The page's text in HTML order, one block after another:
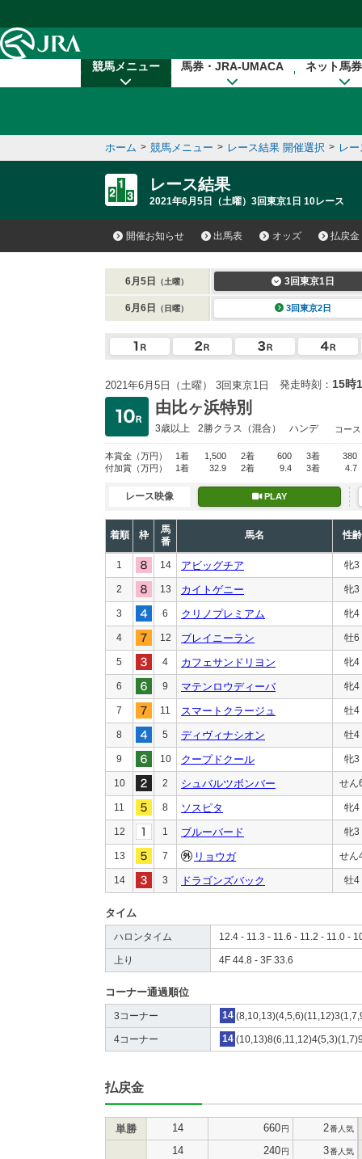
競馬メニュー 馬券・JRA-UMACA ネット馬
ホーム > 競馬メニュー > レース結果 開催選択 > レ
レース結果
2021年6月5日（土曜）3回東京1日 10レース
開催お知らせ 出馬表 オッズ 払戻金
6月5日 （土曜） 3回東京1日
6月6日 （日曜） 3回東京2日
2021年6月5日（土曜） 3回東京1日 発走時刻： 15時
由比ヶ浜特別
3歳以上 2勝クラス （混合） ハンデ コー
本賞金 （万円） 1着 1,500 2着 600 3着
380
付加賞 （万円） 1着 32.9 2着 9.4 3着 4.7
レース映像 PLAY
着順 枠
馬
番
馬名 性齢
1 14 アビッグチア 牝3
2 13 カイトゲニー 牝3
3 6 クリノプレミアム 牝4
4 12 ブレイニーラン 牡6
5 4 カフェサンドリヨン 牝4
6 9 マテンロウディーバ 牝4
7 11 スマートクラージュ 牡4
8 5 ディヴィナシオン 牡4
9 10 クープドクール 牝3
10 2 シュバルツボンバー せん
11 8 ソスピタ 牝4
12 1 ブルーバード 牝3
13 7 リョウガ せん
14 3 ドラゴンズバック 牡4
タイム
ハロンタイム 12.4 - 11.3 - 11.6 - 11.2 - 11.0 -
上り 4F 44.8 - 3F 33.6
コーナー通過順位
3コーナー 14
4コーナー 14
払戻金
単勝 14 660円 2番人気
14 240円 3番人気